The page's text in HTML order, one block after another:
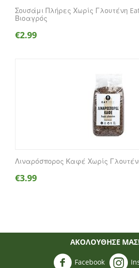
Σουσάμι Πλήρες Χωρίς Γλουτένη
Βιοαγρός
€2.99
Λιναρόσπορος Καφέ Χωρίς
€3.99
ΑΚΟΛΟΥΘΗΣΈ
Facebook